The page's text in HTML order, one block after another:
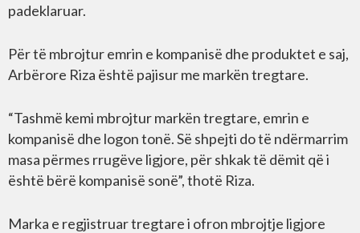
padeklaruar.
Për të mbrojtur emrin e kompanisë dhe produktet e saj,
Arbërore Riza është pajisur me markën tregtare.
“Tashmë kemi mbrojtur markën tregtare, emrin e
kompanisë dhe logon tonë. Së shpejti do të ndërmarrim
masa përmes rrugëve ligjore, për shkak të dëmit që i
është bërë kompanisë sonë”, thotë Riza.
Marka e regjistruar tregtare i ofron mbrojtje ligjore